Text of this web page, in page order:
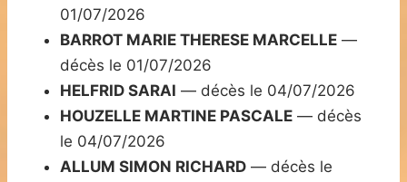
01/07/2026
BARROT MARIE THERESE MARCELLE —
décès le 01/07/2026
HELFRID SARAI — décès le 04/07/2026
HOUZELLE MARTINE PASCALE — décès
le 04/07/2026
ALLUM SIMON RICHARD — décès le